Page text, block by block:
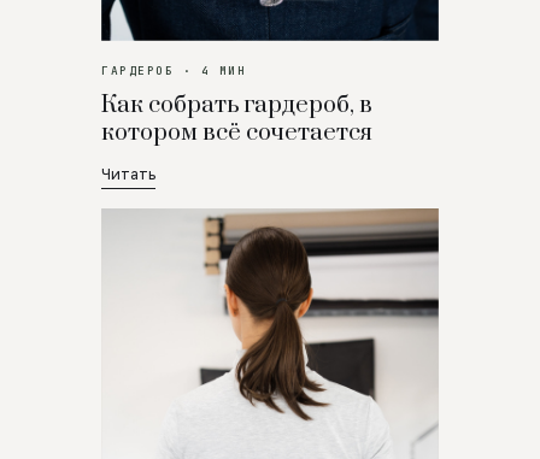
ГАРДЕРОБ · 4 МИН
Как собрать гардероб, в
котором всё сочетается
Читать